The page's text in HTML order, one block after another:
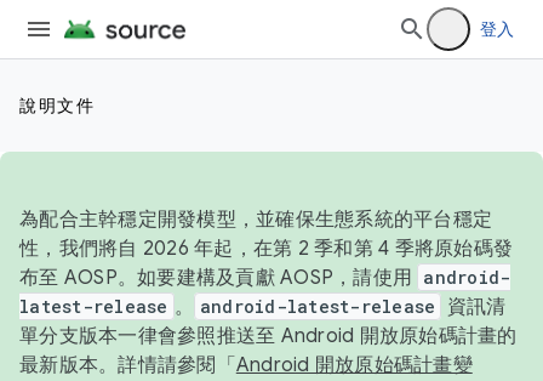
登入
說明文件
為配合主幹穩定開發模型，並確保生態系統的平台穩定
性，我們將自 2026 年起，在第 2 季和第 4 季將原始碼發
布至 AOSP。如要建構及貢獻 AOSP，請使用 android-
latest-release 。 android-latest-release
資訊清
單分支版本一律會參照推送至 Android 開放原始碼計畫的
最新版本。詳情請參閱「 Android 開放原始碼計畫變